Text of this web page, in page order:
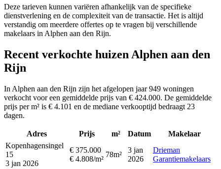
Deze tarieven kunnen variëren afhankelijk van de specifieke
dienstverlening en de complexiteit van de transactie. Het is altijd
verstandig om meerdere offertes op te vragen bij verschillende
makelaars in Alphen aan den Rijn.
Recent verkochte huizen Alphen aan den
Rijn
In Alphen aan den Rijn zijn het afgelopen jaar 949 woningen
verkocht voor een gemiddelde prijs van € 424.000. De gemiddelde
prijs per m² is € 4.101 en de mediane verkooptijd bedraagt 23
dagen.
Adres Prijs m² Datum
Makelaar
Kopenhagensingel
15
3 jan 2026
€ 375.000
€ 4.808/m²
78m²
3 jan
2026
Drieman
Garantiemakelaars